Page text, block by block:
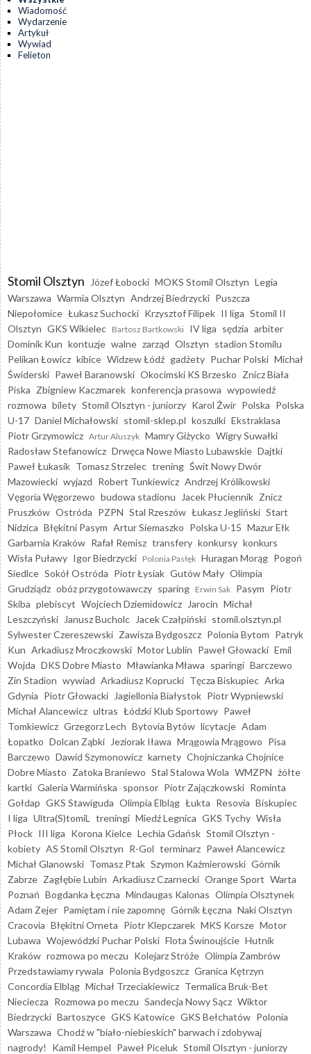
Wiadomość
Wydarzenie
Artykuł
Wywiad
Felieton
Stomil Olsztyn Józef Łobocki MOKS Stomil Olsztyn Legia
Warszawa Warmia Olsztyn Andrzej Biedrzycki Puszcza
Niepołomice Łukasz Suchocki Krzysztof Filipek II liga Stomil II
Olsztyn GKS Wikielec Bartosz Bartkowski IV liga sędzia arbiter
Dominik Kun kontuzje walne zarząd Olsztyn stadion Stomilu
Pelikan Łowicz kibice Widzew Łódź gadżety Puchar Polski Michał
Świderski Paweł Baranowski Okocimski KS Brzesko Znicz Biała
Piska Zbigniew Kaczmarek konferencja prasowa wypowiedź
rozmowa bilety Stomil Olsztyn - juniorzy Karol Żwir Polska Polska
U-17 Daniel Michałowski stomil-sklep.pl koszulki Ekstraklasa
Piotr Grzymowicz Artur Aluszyk Mamry Giżycko Wigry Suwałki
Radosław Stefanowicz Drwęca Nowe Miasto Lubawskie Dajtki
Paweł Łukasik Tomasz Strzelec trening Świt Nowy Dwór
Mazowiecki wyjazd Robert Tunkiewicz Andrzej Królikowski
Vęgoria Węgorzewo budowa stadionu Jacek Płuciennik Znicz
Pruszków Ostróda PZPN Stal Rzeszów Łukasz Jegliński Start
Nidzica Błękitni Pasym Artur Siemaszko Polska U-15 Mazur Ełk
Garbarnia Kraków Rafał Remisz transfery konkursy konkurs
Wisła Puławy Igor Biedrzycki Polonia Pasłęk Huragan Morąg Pogoń
Siedlce Sokół Ostróda Piotr Łysiak Gutów Mały Olimpia
Grudziądz obóz przygotowawczy sparing Erwin Sak Pasym Piotr
Skiba plebiscyt Wojciech Dziemidowicz Jarocin Michał
Leszczyński
Janusz Bucholc Jacek Czałpiński stomil.olsztyn.pl
Sylwester Czereszewski Zawisza Bydgoszcz Polonia Bytom Patryk
Kun Arkadiusz Mroczkowski Motor Lublin Paweł Głowacki Emil
Wojda DKS Dobre Miasto Mławianka Mława sparingi Barczewo
Zin Stadion wywiad Arkadiusz Koprucki Tęcza Biskupiec Arka
Gdynia Piotr Głowacki Jagiellonia Białystok Piotr Wypniewski
Michał Alancewicz ultras Łódzki Klub Sportowy Paweł
Tomkiewicz Grzegorz Lech Bytovia Bytów licytacje Adam
Łopatko Dolcan Ząbki Jeziorak Iława Mrągowia Mrągowo Pisa
Barczewo Dawid Szymonowicz karnety Chojniczanka Chojnice
Dobre Miasto Zatoka Braniewo Stal Stalowa Wola WMZPN żółte
kartki Galeria Warmińska sponsor Piotr Zajączkowski Rominta
Gołdap GKS Stawiguda Olimpia Elbląg Łukta Resovia Biskupiec
I liga Ultra(S)tomiL treningi Miedź Legnica GKS Tychy Wisła
Płock III liga Korona Kielce Lechia Gdańsk Stomil Olsztyn -
kobiety AS Stomil Olsztyn R-Gol terminarz Paweł Alancewicz
Michał Glanowski Tomasz Ptak Szymon Kaźmierowski Górnik
Zabrze Zagłębie Lubin Arkadiusz Czarnecki Orange Sport Warta
Poznań Bogdanka Łęczna Mindaugas Kalonas Olimpia Olsztynek
Adam Zejer Pamiętam i nie zapomnę Górnik Łęczna Naki Olsztyn
Cracovia Błękitni Orneta Piotr Klepczarek MKS Korsze Motor
Lubawa Wojewódzki Puchar Polski Flota Świnoujście Hutnik
Kraków rozmowa po meczu Kolejarz Stróże Olimpia Zambrów
Przedstawiamy rywala Polonia Bydgoszcz Granica Kętrzyn
Concordia Elbląg Michał Trzeciakiewicz Termalica Bruk-Bet
Nieciecza Rozmowa po meczu Sandecja Nowy Sącz Wiktor
Biedrzycki Bartoszyce GKS Katowice GKS Bełchatów Polonia
Warszawa Chodź w "biało-niebieskich" barwach i zdobywaj
nagrody!
Kamil Hempel Paweł Piceluk Stomil Olsztyn - juniorzy